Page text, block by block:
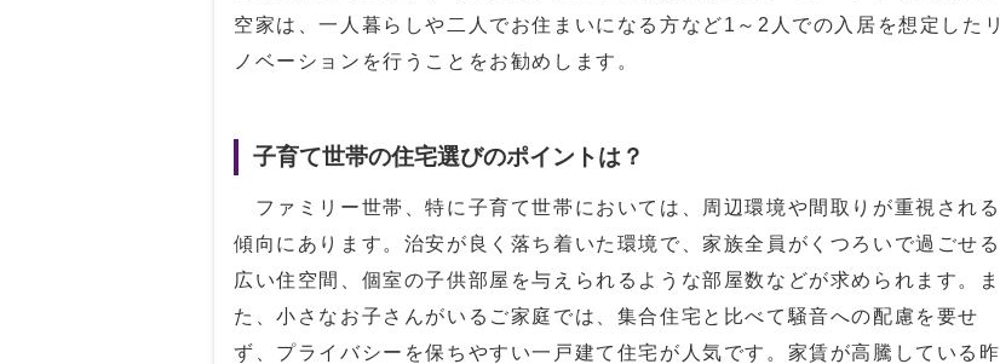
空家は、一人暮らしや二人でお住まいになる方など1～2人での入居を想定したリ
ノベーションを行うことをお勧めします。
子育て世帯の住宅選びのポイントは？
ファミリー世帯、特に子育て世帯においては、周辺環境や間取りが重視される
傾向にあります。治安が良く落ち着いた環境で、家族全員がくつろいで過ごせる
広い住空間、個室の子供部屋を与えられるような部屋数などが求められます。ま
た、小さなお子さんがいるご家庭では、集合住宅と比べて騒音への配慮を要せ
ず、プライバシーを保ちやすい一戸建て住宅が人気です。家賃が高騰している昨